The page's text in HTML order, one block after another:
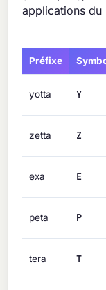
applications du
Préfixe
yotta Y
zetta Z
exa E
peta P
tera T